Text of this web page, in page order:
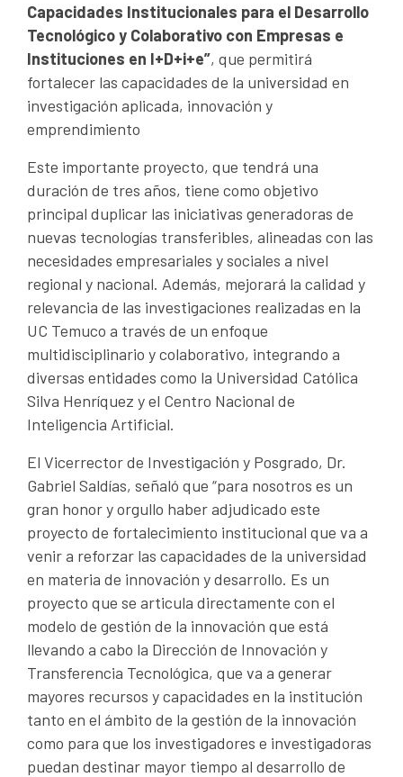
Capacidades Institucionales para el Desarrollo
Tecnológico y Colaborativo con Empresas e
Instituciones en I+D+i+e”, que permitirá
fortalecer las capacidades de la universidad en
investigación aplicada, innovación y
emprendimiento
Este importante proyecto, que tendrá una
duración de tres años, tiene como objetivo
principal duplicar las iniciativas generadoras de
nuevas tecnologías transferibles, alineadas con las
necesidades empresariales y sociales a nivel
regional y nacional. Además, mejorará la calidad y
relevancia de las investigaciones realizadas en la
UC Temuco a través de un enfoque
multidisciplinario y colaborativo, integrando a
diversas entidades como la Universidad Católica
Silva Henríquez y el Centro Nacional de
Inteligencia Artificial.
El Vicerrector de Investigación y Posgrado, Dr.
Gabriel Saldías, señaló que “para nosotros es un
gran honor y orgullo haber adjudicado este
proyecto de fortalecimiento institucional que va a
venir a reforzar las capacidades de la universidad
en materia de innovación y desarrollo. Es un
proyecto que se articula directamente con el
modelo de gestión de la innovación que está
llevando a cabo la Dirección de Innovación y
Transferencia Tecnológica, que va a generar
mayores recursos y capacidades en la institución
tanto en el ámbito de la gestión de la innovación
como para que los investigadores e investigadoras
puedan destinar mayor tiempo al desarrollo de